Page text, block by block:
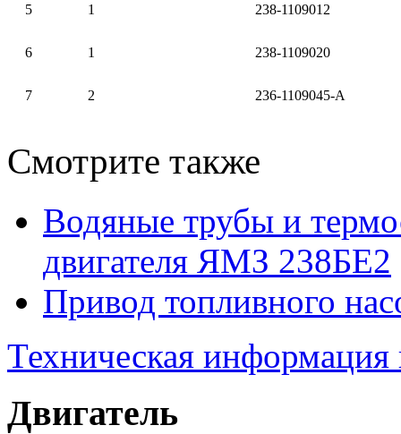
5 1 238-1109012
6 1 238-1109020
7 2 236-1109045-А
Смотрите также
Водяные трубы и
двигателя ЯМЗ 238БЕ2
Привод топливного
Техническая
Двигатель